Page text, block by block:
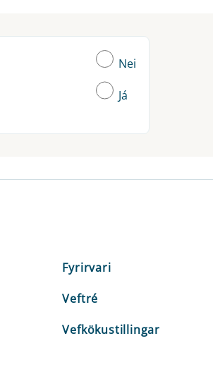
Nei
Já
Fyrirvari
Veftré
Vefkökustillingar